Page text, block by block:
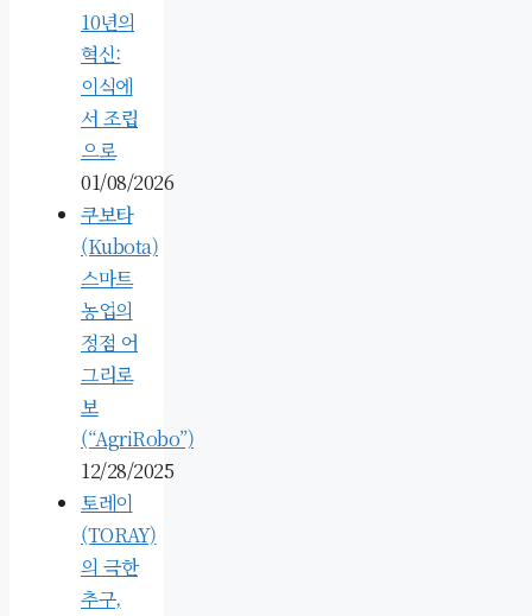
10년의
혁신:
이식에
서 조립
으로
01/08/2026
쿠보타
(Kubota)
스마트
농업의
정점 어
그리로
보
(“AgriRobo”)
12/28/2025
토레이
(TORAY)
의 극한
추구,